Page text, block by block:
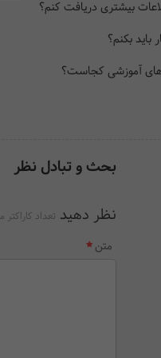
بیشتری دریافت کنم؟
باید بکنم؟
آموزشی کجاست؟
بحث و تبادل نظر
نظر دهید تعداد کاراکتر
متن